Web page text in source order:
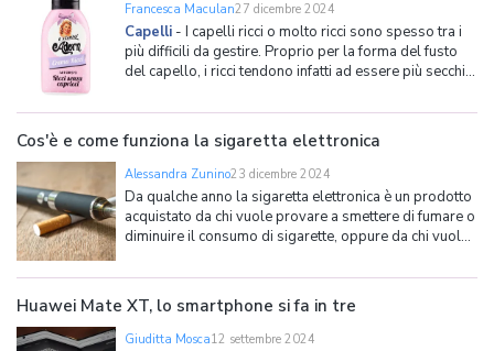
Francesca Maculan27 dicembre 2024
Capelli - I capelli ricci o molto ricci sono spesso tra i
più difficili da gestire. Proprio per la forma del fusto
del capello, i ricci tendono infatti ad essere più secchi e
filo da torcere a chi desidera avere una chioma
ordinata e ciocche ben def
Cos'è e come funziona la sigaretta elettronica
Alessandra Zunino23 dicembre 2024
Da qualche anno la sigaretta elettronica è un prodotto
acquistato da chi vuole provare a smettere di fumare o
diminuire il consumo di sigarette, oppure da chi vuole
di fumare. Ma cosa sappiamo davvero di questo
accessorio? Quanto è più sa
Huawei Mate XT, lo smartphone si fa in tre
Giuditta Mosca12 settembre 2024